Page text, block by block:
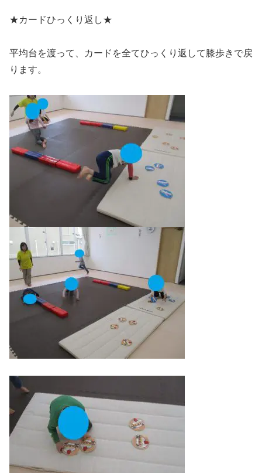
★カードひっくり返し★
平均台を渡って、カードを全てひっくり返して膝歩きで戻
ります。